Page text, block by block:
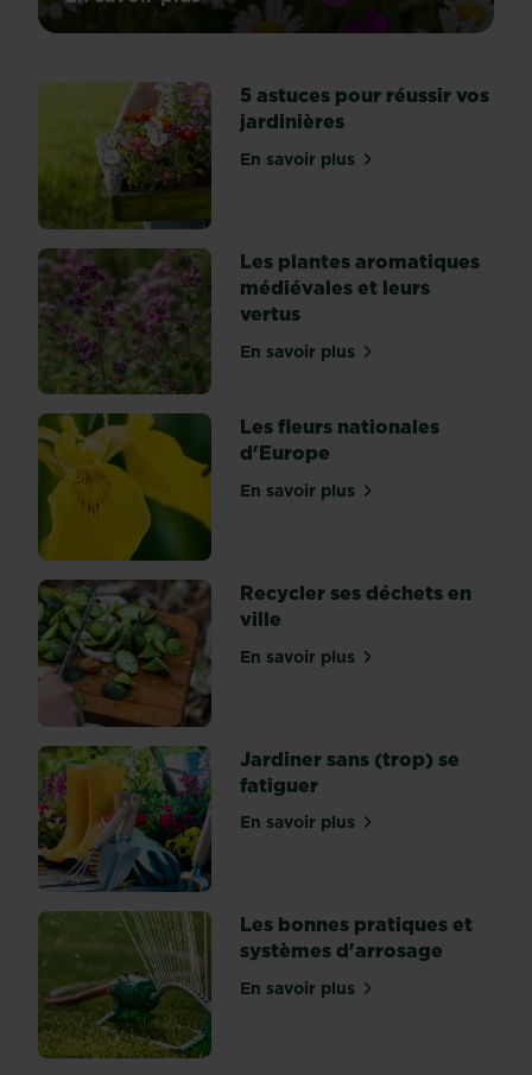
fil
pratiques
jardinage
évolué
pour
mieux
prendre
en
compte
leur
environnement.
Le
développement
du
jardin
illustre
cette
tendance
:
il
repose
sur
une
meilleure...
sur Un jardin qui compose avec la
5 astuces pour réussir vos
jardinières
En savoir plussur 5 astuces pour réussir
Les plantes aromatiques
médiévales et leurs
vertus
En savoir plussur Les plantes
Les fleurs nationales
d'Europe
En savoir plussur Les fleurs nationales
Recycler ses déchets en
ville
En savoir plussur Recycler ses déchets
Jardiner sans (trop) se
fatiguer
En savoir plussur Jardiner sans (trop)
Les bonnes pratiques et
systèmes d'arrosage
En savoir plussur Les bonnes pratiques